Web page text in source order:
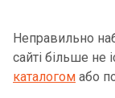
Неправильно
сайті більше не
каталогом або